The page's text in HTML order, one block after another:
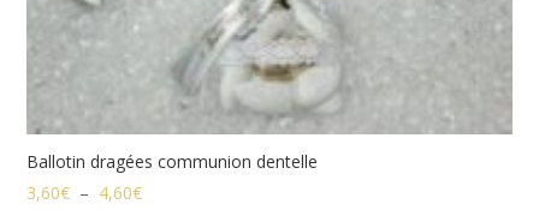
Ballotin dragées communion dentelle
3,60€ – 4,60€Plage